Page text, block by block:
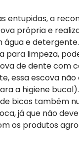
entupidas, a
própria e
água e
para limpeza,
de dente com
essa escova não
a higiene
bicos também
já que não
os produtos